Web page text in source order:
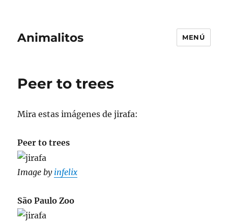
Animalitos MENÚ
Peer to trees
Mira estas imágenes de jirafa:
Peer to trees
Image by infelix
São Paulo Zoo